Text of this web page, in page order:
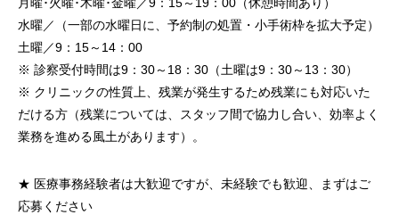
水曜／（一部の水曜日に、予約制の処置・小手術枠を拡大予定）
土曜／9：15～14：00
※ 診察受付時間は9：30～18：30（土曜は9：30～13：30）
※ クリニックの性質上、残業が発生するため残業にも対応いた
だける方（残業については、スタッフ間で協力し合い、効率よく
業務を進める風土があります）。
★ 医療事務経験者は大歓迎ですが、未経験でも歓迎、まずはご
応募ください